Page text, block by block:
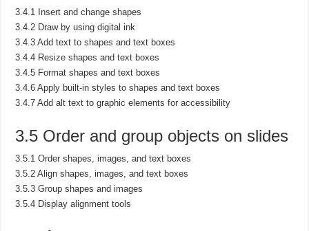
3.4.1 Insert and change shapes
3.4.2 Draw by using digital ink
3.4.3 Add text to shapes and text boxes
3.4.4 Resize shapes and text boxes
3.4.5 Format shapes and text boxes
3.4.6 Apply built-in styles to shapes and text boxes
3.4.7 Add alt text to graphic elements for accessibility
3.5 Order and group objects on slides
3.5.1 Order shapes, images, and text boxes
3.5.2 Align shapes, images, and text boxes
3.5.3 Group shapes and images
3.5.4 Display alignment tools